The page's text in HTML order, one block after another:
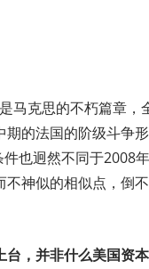
马克思的不朽篇章
的法国的阶级斗争
也迥然不同于2008
神似的相似点，倒
台，并非什么美国资